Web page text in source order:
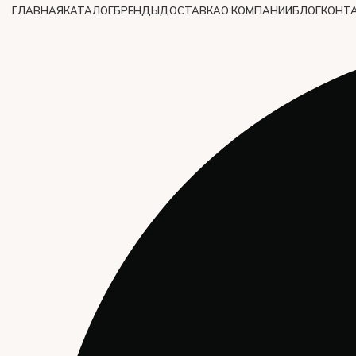
ГЛАВНАЯКАТАЛОГБРЕНДЫДОСТАВКАО КОМПАНИИБЛОГ